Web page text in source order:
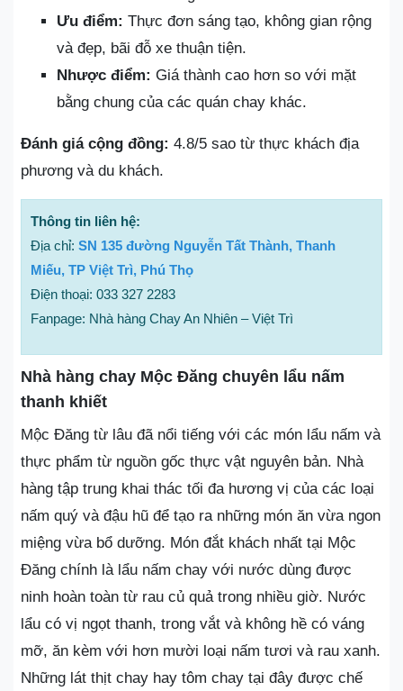
Ưu điểm: Thực đơn sáng tạo, không gian rộng
và đẹp, bãi đỗ xe thuận tiện.
Nhược điểm: Giá thành cao hơn so với mặt
bằng chung của các quán chay khác.
Đánh giá cộng đồng: 4.8/5 sao từ thực khách địa
phương và du khách.
Thông tin liên hệ:
Địa chỉ: SN 135 đường Nguyễn Tất Thành, Thanh
Miếu, TP Việt Trì, Phú Thọ
Điện thoại: 033 327 2283
Fanpage: Nhà hàng Chay An Nhiên – Việt Trì
Nhà hàng chay Mộc Đăng chuyên lẩu nấm
thanh khiết
Mộc Đăng từ lâu đã nổi tiếng với các món lẩu nấm và
thực phẩm từ nguồn gốc thực vật nguyên bản. Nhà
hàng tập trung khai thác tối đa hương vị của các loại
nấm quý và đậu hũ để tạo ra những món ăn vừa ngon
miệng vừa bổ dưỡng. Món đắt khách nhất tại Mộc
Đăng chính là lẩu nấm chay với nước dùng được
ninh hoàn toàn từ rau củ quả trong nhiều giờ. Nước
lẩu có vị ngọt thanh, trong vắt và không hề có váng
mỡ, ăn kèm với hơn mười loại nấm tươi và rau xanh.
Những lát thịt chay hay tôm chay tại đây được chế